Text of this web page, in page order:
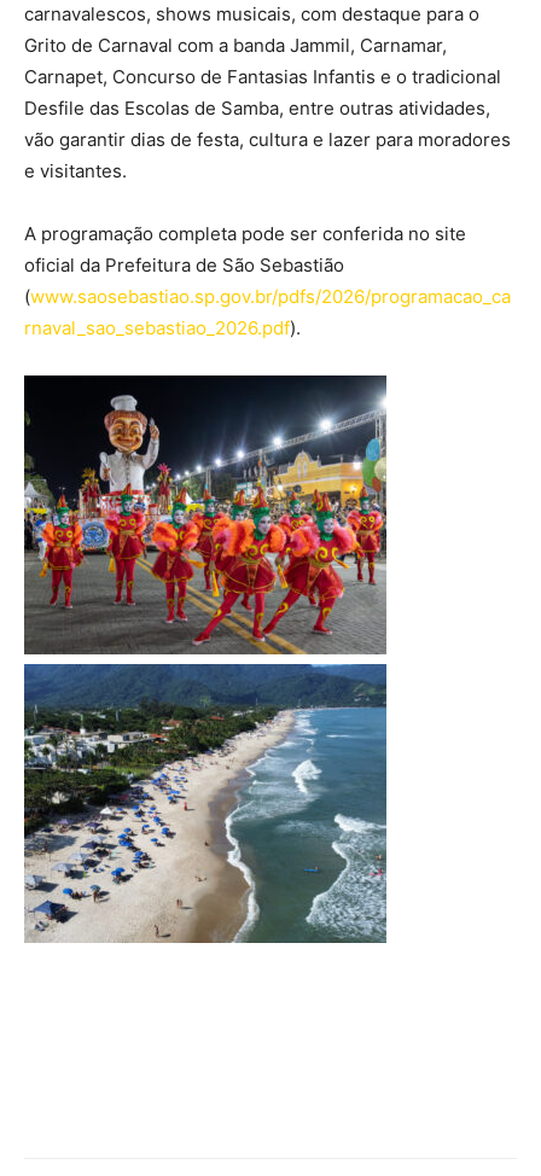
carnavalescos, shows musicais, com destaque para o
Grito de Carnaval com a banda Jammil, Carnamar,
Carnapet, Concurso de Fantasias Infantis e o tradicional
Desfile das Escolas de Samba, entre outras atividades,
vão garantir dias de festa, cultura e lazer para moradores
e visitantes.
A programação completa pode ser conferida no site
oficial da Prefeitura de São Sebastião
(www.saosebastiao.sp.gov.br/pdfs/2026/programacao_ca
rnaval_sao_sebastiao_2026.pdf).